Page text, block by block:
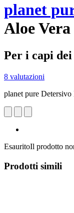
planet
Aloe Vera
Per i capi
8 valutazioni
planet pure
EsauritoIl prodotto
Prodotti simili